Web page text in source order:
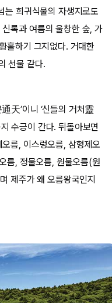
희귀식물의 자생지로도
록과 여름의 울창한 숲, 가
홀하기 그지없다. 거대한
선물 같다.
天’이니 ‘신들의 거처靈
수긍이 간다. 뒤돌아보면
름, 이스렁오름, 삼형제오
름, 정물오름, 원물오름(원
제주가 왜 오름왕국인지